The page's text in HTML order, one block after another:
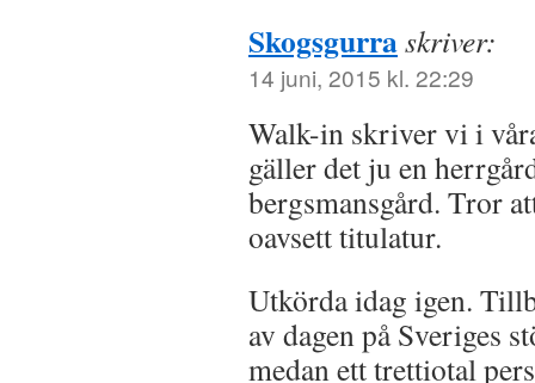
Skogsgurraskriver:
14 juni, 2015 kl. 22:29
Walk-in skriver vi i
gäller det ju en
bergsmansgård. Tror
oavsett titulatur.
Utkörda idag igen.
av dagen på Sveriges
medan ett trettiotal